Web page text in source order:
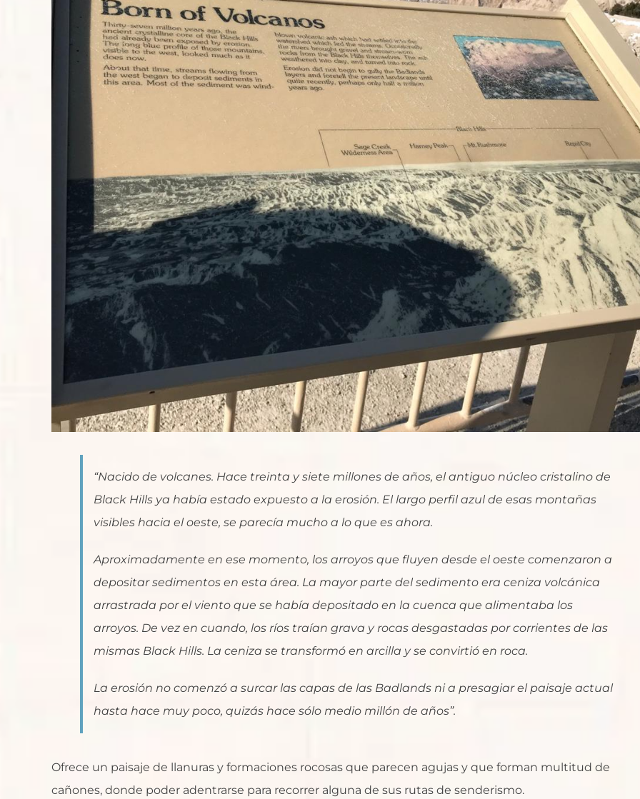
“Nacido de volcanes. Hace treinta y siete millones de años, el antiguo núcleo cristalino de
Black Hills ya había estado expuesto a la erosión. El largo perfil azul de esas montañas
visibles hacia el oeste, se parecía mucho a lo que es ahora.
Aproximadamente en ese momento, los arroyos que fluyen desde el oeste comenzaron a
depositar sedimentos en esta área. La mayor parte del sedimento era ceniza volcánica
arrastrada por el viento que se había depositado en la cuenca que alimentaba los
arroyos. De vez en cuando, los ríos traían grava y rocas desgastadas por corrientes de las
mismas Black Hills. La ceniza se transformó en arcilla y se convirtió en roca.
La erosión no comenzó a surcar las capas de las Badlands ni a presagiar el paisaje actual
hasta hace muy poco, quizás hace sólo medio millón de años”.
Ofrece un paisaje de llanuras y formaciones rocosas que parecen agujas y que forman multitud de
cañones, donde poder adentrarse para recorrer alguna de sus rutas de senderismo.